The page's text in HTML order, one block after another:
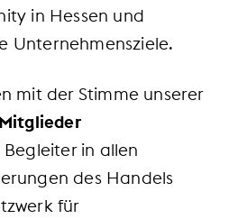
in Hessen und
Unternehmensziele.
mit der Stimme unserer
Begleiter in allen
des Handels
für